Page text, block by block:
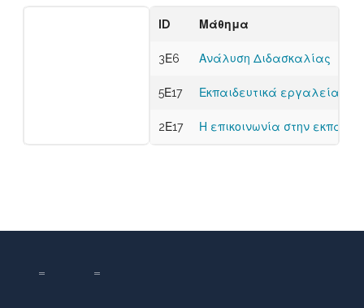
ID Μάθημα
3Ε6 Ανάλυση Διδασκαλίας
5Ε17 Εκπαιδευτικά εργαλεία:
2Ε17 Η επικοινωνία στην